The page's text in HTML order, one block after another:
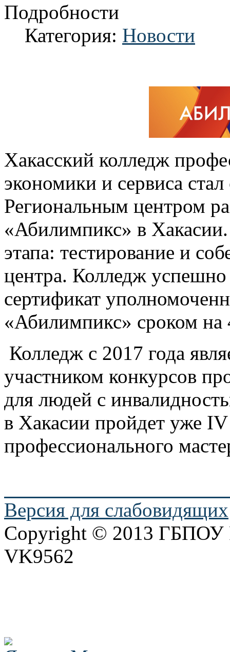
Подробности
Категория: Новости
Хакасский колледж
экономики и сервиса
Региональным центром
«Абилимпикс» в
этапа: тестирование и
центра. Колледж
сертификат
«Абилимпикс» сроком на
Колледж с 2017 года
участником конкурсов
для людей с
в Хакасии пройдет уже IV
профессионального
Версия для слабовидящих
Copyright © 2013
VK9562